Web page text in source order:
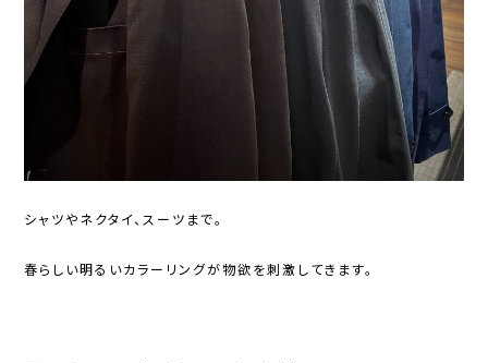
シャツやネクタイ、スーツまで。
春らしい明るいカラーリングが物欲を刺激してきます。